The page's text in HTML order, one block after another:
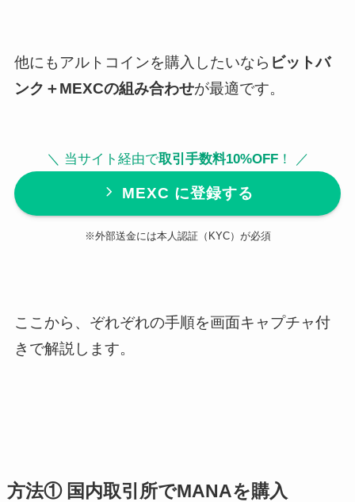
他にもアルトコインを購入したいなら ビットバ
ンク＋MEXCの組み合わせが最適です。
＼ 当サイト経由で取引手数料10%OFF！ ／
MEXC に登録する
※外部送金には本人認証（KYC）が必須
ここから、ぞれぞれの手順を画面キャプチャ付
きで解説します。
方法① 国内取引所でMANAを購入